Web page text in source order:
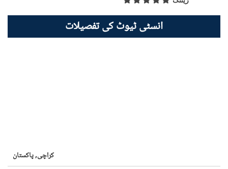
انسٹی ٹیوٹ کی تفصیلات
کراچی,پاکستان